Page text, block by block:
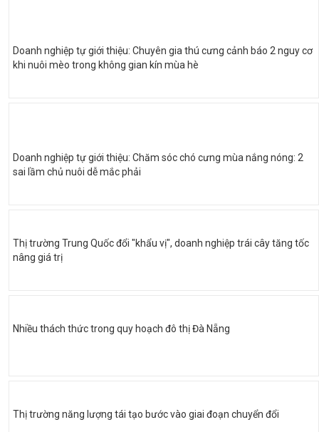
Doanh nghiệp tự giới thiệu: Chuyên gia thú cưng cảnh báo 2 nguy cơ
khi nuôi mèo trong không gian kín mùa hè
Doanh nghiệp tự giới thiệu: Chăm sóc chó cưng mùa nắng nóng: 2
sai lầm chủ nuôi dễ mắc phải
Thị trường Trung Quốc đổi "khẩu vị", doanh nghiệp trái cây tăng tốc
nâng giá trị
Nhiều thách thức trong quy hoạch đô thị Đà Nẵng
Thị trường năng lượng tái tạo bước vào giai đoạn chuyển đổi